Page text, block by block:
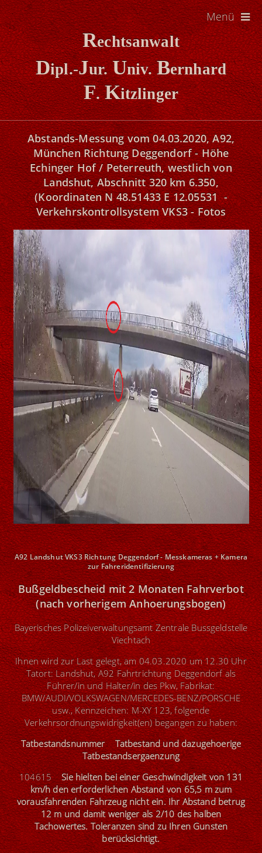
Rechtsanwalt
Dipl.-Jur.Univ.Bernhard
F.Kitzlinger
Menü
Abstands-Messung vom 04.03.2020, A92,
München Richtung Deggendorf - Höhe
Echinger Hof / Peterreuth, westlich von
Landshut, Abschnitt 320 km 6.350,
(Koordinaten N 48.51433 E 12.05531 -
Verkehrskontrollsystem VKS3 - Fotos
A92 Landshut VKS3 Richtung Deggendorf - Messkameras + Kamera
zur Fahreridentifizierung
Bußgeldbescheid mit 2 Monaten Fahrverbot
(nach vorherigem Anhoerungsbogen)
Bayerisches Polizeiverwaltungsamt Zentrale Bussgeldstelle
Viechtach
Ihnen wird zur Last gelegt, am 04.03.2020 um 12.30 Uhr
Tatort: Landshut, A92 Fahrtrichtung Deggendorf als
Führer/in und Halter/in des Pkw, Fabrikat:
BMW/AUDI/VOLKSWAGEN/MERCEDES-BENZ/PORSCHE
usw., Kennzeichen: M-XY 123, folgende
Verkehrsordnungswidrigkeit(en) begangen zu haben:
Tatbestandsnummer Tatbestand und dazugehoerige
Tatbestandsergaenzung
104615Sie hielten bei einer Geschwindigkeit von 131
km/h den erforderlichen Abstand von 65,5 m zum
vorausfahrenden Fahrzeug nicht ein. Ihr Abstand betrug
12 m und damit weniger als 2/10 des halben
Tachowertes.Toleranzen sind zu Ihren Gunsten
berücksichtigt.